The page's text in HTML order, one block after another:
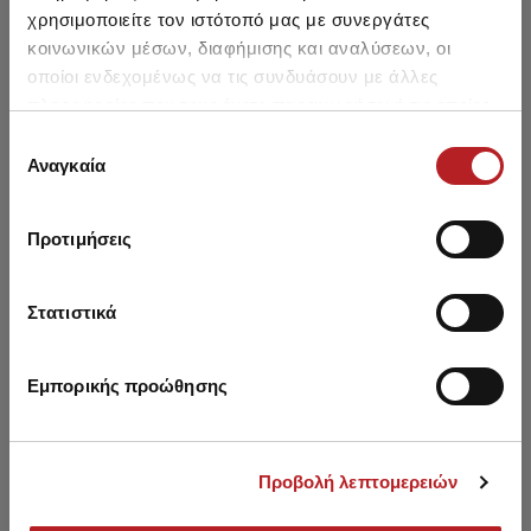
χρησιμοποιείτε τον ιστότοπό μας με συνεργάτες
κοινωνικών μέσων, διαφήμισης και αναλύσεων, οι
οποίοι ενδεχομένως να τις συνδυάσουν με άλλες
των υπηρεσιών τους.
συγκατάθεσης
Αναγκαία
Προτιμήσεις
Στατιστικά
Εμπορικής προώθησης
Προβολή λεπτομερειών
SALE